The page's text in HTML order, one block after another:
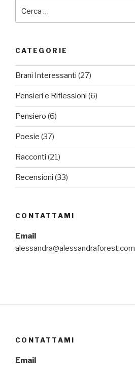
CATEGORIE
Brani Interessanti (27)
Pensieri e Riflessioni (6)
Pensiero (6)
Poesie (37)
Racconti (21)
Recensioni (33)
CONTATTAMI
Email
alessandra@alessandraforest.com
CONTATTAMI
Email